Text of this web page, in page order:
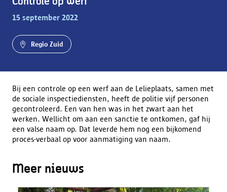
15 september 2022
Regio Zuid
Bij een controle op een werf aan de Lelieplaats, samen met
de sociale inspectiediensten, heeft de politie vijf personen
gecontroleerd. Een van hen was in het zwart aan het
werken. Wellicht om aan een sanctie te ontkomen, gaf hij
een valse naam op. Dat leverde hem nog een bijkomend
proces-verbaal op voor aanmatiging van naam.
Meer nieuws